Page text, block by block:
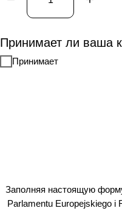
Принимает ли ваша
Принимает
Заполняя настоящую
Parlamentu Europejskiego i